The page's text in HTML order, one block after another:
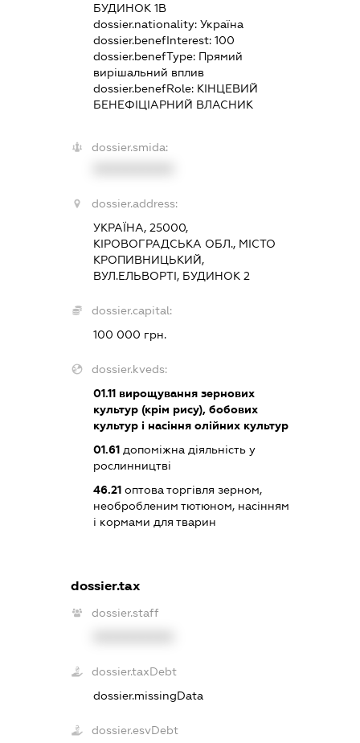
БУДИНОК 1В
dossier.nationality: Україна
dossier.benefInterest: 100
dossier.benefType: Прямий
вирішальний вплив
dossier.benefRole: КІНЦЕВИЙ
БЕНЕФІЦІАРНИЙ ВЛАСНИК
dossier.smida:
dossier.address:
УКРАЇНА, 25000,
КІРОВОГРАДСЬКА ОБЛ., МІСТО
КРОПИВНИЦЬКИЙ,
ВУЛ.ЕЛЬВОРТІ, БУДИНОК 2
dossier.capital:
100 000 грн.
dossier.kveds:
01.11вирощування зернових
культур (крім рису), бобових
культур і насіння олійних культур
01.61допоміжна діяльність у
рослинництві
46.21оптова торгівля зерном,
необробленим тютюном, насінням
і кормами для тварин
dossier.tax
dossier.staff
dossier.taxDebt
dossier.missingData
dossier.esvDebt